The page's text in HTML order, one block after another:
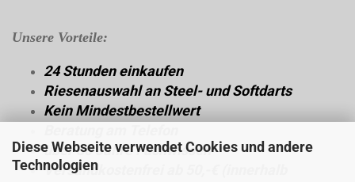
Diese Webseite verwendet Cookies und andere
Technologien
Unsere Vorteile:
24 Stunden einkaufen
Riesenauswahl an Steel- und Softdarts
Kein Mindestbestellwert
über 30 Jahre Fachwissen
Versandkostenfrei ab 50,-€ (innerhalb